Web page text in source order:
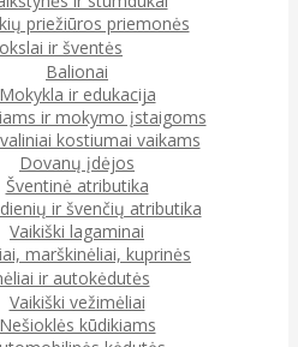
priežiūros priemonės
ir šventės
Balionai
Mokykla ir edukacija
ir mokymo įstaigoms
kostiumai vaikams
Dovanų įdėjos
Šventinė atributika
ir švenčių atributika
Vaikiški lagaminai
marškinėliai, kuprinės
ir autokėdutės
Vaikiški vežimėliai
Nešioklės kūdikiams